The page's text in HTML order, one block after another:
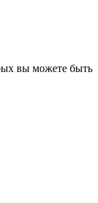
вы можете быть